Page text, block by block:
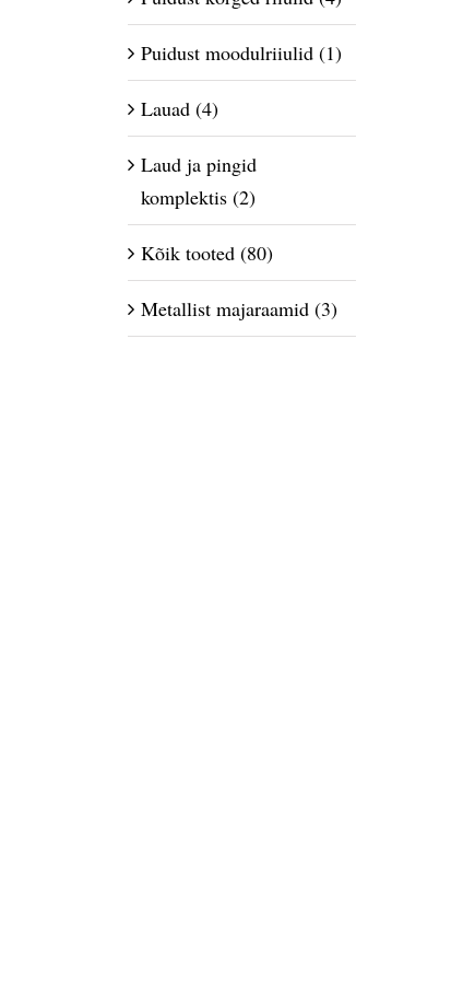
Puidust moodulriiulid (1)
Lauad (4)
Laud ja pingid
komplektis (2)
Kõik tooted (80)
Metallist majaraamid (3)